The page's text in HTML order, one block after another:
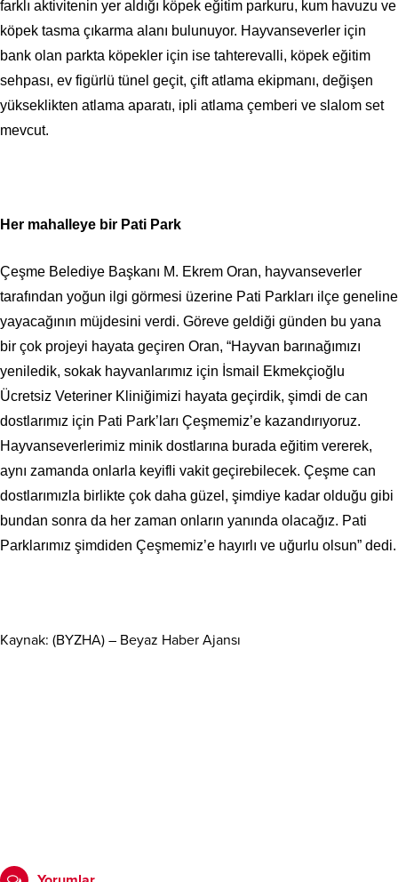
farklı aktivitenin yer aldığı köpek eğitim parkuru, kum havuzu ve
köpek tasma çıkarma alanı bulunuyor. Hayvanseverler için
bank olan parkta köpekler için ise tahterevalli, köpek eğitim
sehpası, ev figürlü tünel geçit, çift atlama ekipmanı, değişen
yükseklikten atlama aparatı, ipli atlama çemberi ve slalom set
mevcut.
Her mahalleye bir Pati Park
Çeşme Belediye Başkanı M. Ekrem Oran, hayvanseverler
tarafından yoğun ilgi görmesi üzerine Pati Parkları ilçe geneline
yayacağının müjdesini verdi. Göreve geldiği günden bu yana
bir çok projeyi hayata geçiren Oran, “Hayvan barınağımızı
yeniledik, sokak hayvanlarımız için İsmail Ekmekçioğlu
Ücretsiz Veteriner Kliniğimizi hayata geçirdik, şimdi de can
dostlarımız için Pati Park’ları Çeşmemiz’e kazandırıyoruz.
Hayvanseverlerimiz minik dostlarına burada eğitim vererek,
aynı zamanda onlarla keyifli vakit geçirebilecek. Çeşme can
dostlarımızla birlikte çok daha güzel, şimdiye kadar olduğu gibi
bundan sonra da her zaman onların yanında olacağız. Pati
Parklarımız şimdiden Çeşmemiz’e hayırlı ve uğurlu olsun” dedi.
Kaynak: (BYZHA) – Beyaz Haber Ajansı